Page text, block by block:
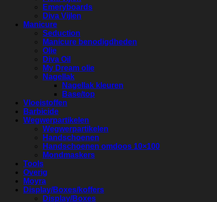
Emeryboards
Diva Vijlen
Manicure
Seduction
Manicure benodigdheden
Olie
Diva Oil
My Dream olie
Nagellak
Nagellak kleuren
Base/top
Vloeistoffen
Barbicide
Wegwerpartikelen
Wegwerpartikelen
Handschoenen
Handschoenen omdoos 10×100
Mondmaskers
Tools
Overig
Moyra
Display/Boxes/koffers
Display/Boxes